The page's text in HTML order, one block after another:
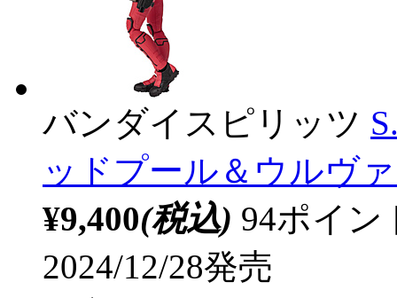
バンダイスピリッツ
ッドプール＆ウルヴ
¥9,400(税込) 94ポイ
2024/12/28発売